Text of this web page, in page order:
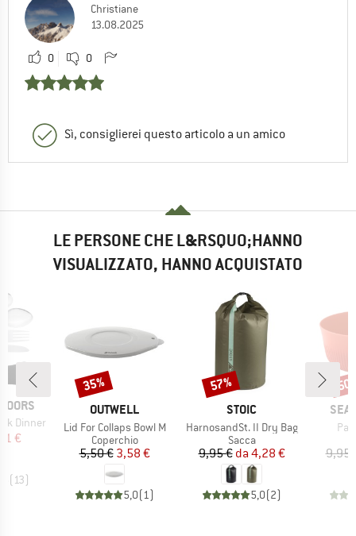
Christiane
13.08.2025
0 0
Sì, consiglierei questo articolo a un amico
LE PERSONE CHE L&RSQUO;HANNO
VISUALIZZATO, HANNO ACQUISTATO
Dinner
ridotto
€
(13)
MARCHIO
OUTWELL
Articolo
Lid For Collaps Bowl M
Gruppo di prodotti
Coperchio
Prezzo
5,50 €Prezzo ridotto
3,58 €
5,0(1)
Sconto
35%
MARCHIO
STOIC
Articolo
HarnosandSt. II Dry Bag
Gruppo di prodotti
Sacca
Prezzo
9,95 € Prezzo ridotto
da 4,28 €
5,0(2)
Sconto
57%
SEA
9,95